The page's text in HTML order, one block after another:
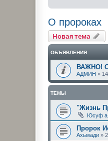
О пророках
Новая тема
ОБЪЯВЛЕНИЯ
ВАЖНО!
АДМИН »
ТЕМЫ
"Жизнь
Юсуф
Пророк
Ахьмади »